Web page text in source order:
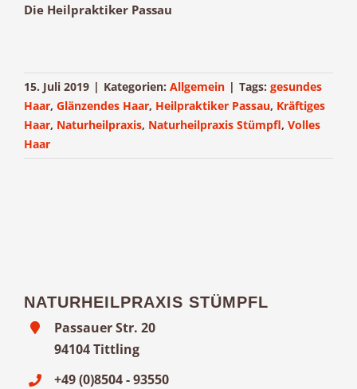
Die Heilpraktiker Passau
15. Juli 2019 | Kategorien: Allgemein | Tags: gesundes
Haar, Glänzendes Haar, Heilpraktiker Passau, Kräftiges
Haar, Naturheilpraxis, Naturheilpraxis Stümpfl, Volles
Haar
NATURHEILPRAXIS STÜMPFL
Passauer Str. 20
94104 Tittling
+49 (0)8504 - 93550